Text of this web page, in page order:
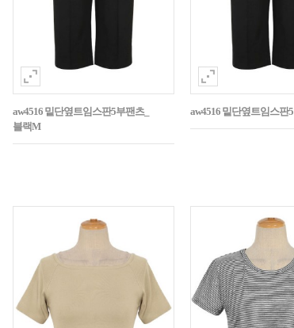
aw4516 밑단옆트임스판5부팬츠_
블랙M
aw4516 밑단옆트임스판